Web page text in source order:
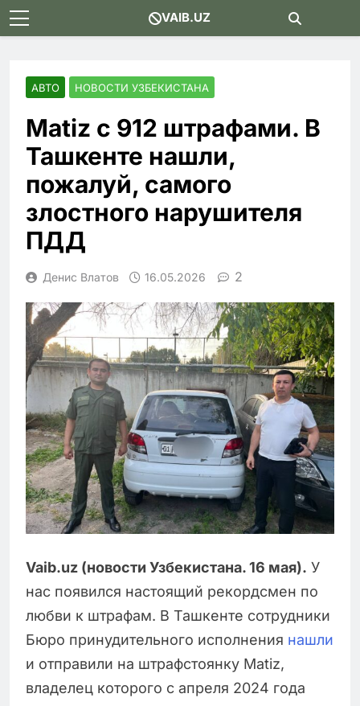
Skip
to
VAIB.UZ
АВТО НОВОСТИ УЗБЕКИСТАНА
Matiz с 912 штрафами. В
Ташкенте нашли,
пожалуй, самого
злостного нарушителя
ПДД
Денис Влатов 16.05.2026 2
Vaib.uz (новости Узбекистана. 16 мая). У
нас появился настоящий рекордсмен по
любви к штрафам. В Ташкенте сотрудники
Бюро принудительного исполнения нашли
и отправили на штрафстоянку Matiz,
владелец которого с апреля 2024 года